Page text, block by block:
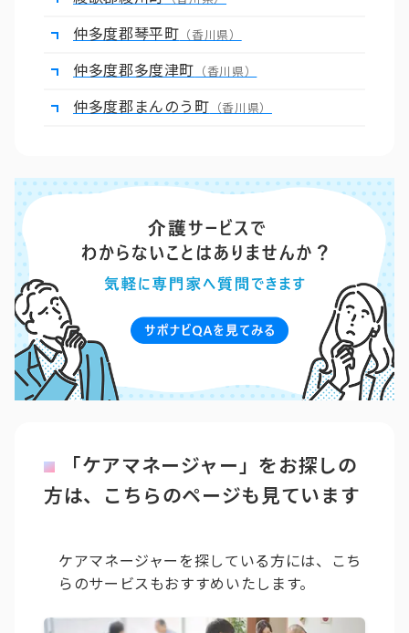
仲多度郡琴平町 （香川県）
仲多度郡多度津町 （香川県）
仲多度郡まんのう町 （香川県）
「ケアマネージャー」をお探しの
方は、こちらのページも見ています
ケアマネージャーを探している方には、こち
らのサービスもおすすめいたします。